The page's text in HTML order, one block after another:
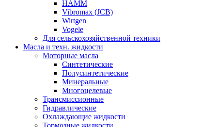
HAMM
Vibromax (JCB)
Wirtgen
Vogele
Для сельскохозяйственной техники
Масла и техн. жидкости
Моторные масла
Синтетические
Полусинтетические
Минеральные
Многоцелевые
Трансмиссионные
Гидравлические
Охлаждающие жидкости
Тормозные жидкости